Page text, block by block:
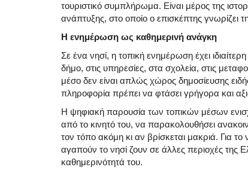
τουριστικό συμπλήρωμα. Είναι μέρος της
ανάπτυξης, στο οποίο ο επισκέπτης γνωρίζει
Η ενημέρωση ως καθημερινή ανάγκη
Σε ένα νησί, η τοπική ενημέρωση έχει
δήμο, στις υπηρεσίες, στα σχολεία, στις
μέσο δεν είναι απλώς χώρος δημοσίευσης
πληροφορία πρέπει να φτάσει γρήγορα και
Η ψηφιακή παρουσία των τοπικών μέσων
από το κινητό του, να παρακολουθήσει
τον τόπο ακόμη κι αν βρίσκεται μακριά. Για
αγαπούν το νησί ζουν σε άλλες περιοχές της
καθημερινότητά του.